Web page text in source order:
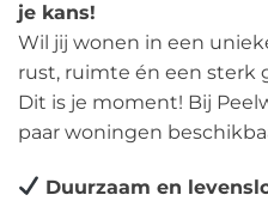
je kans!
Wil jij wonen in een
rust, ruimte én een sterk
Dit is je moment! Bij
paar woningen
Duurzaam en